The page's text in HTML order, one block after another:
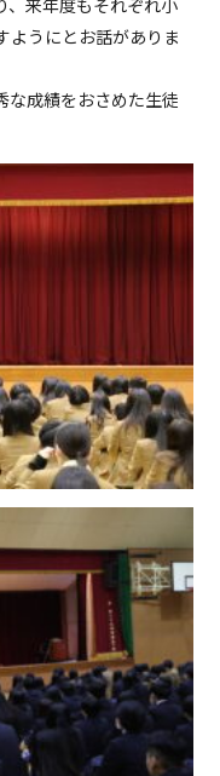
、来年度もそれぞれ小
ようにとお話がありま
な成績をおさめた生徒